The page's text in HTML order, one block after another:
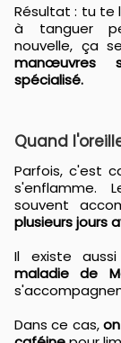
Résultat : tu
à tanguer
nouvelle, ça
manœuvres
spécialisé.
Quand
Parfois, c'est carrément le nerf de l'oreille interne qui
s'enflamme.
souvent
plusieurs jours
Il existe
maladie de
Dans ce cas,